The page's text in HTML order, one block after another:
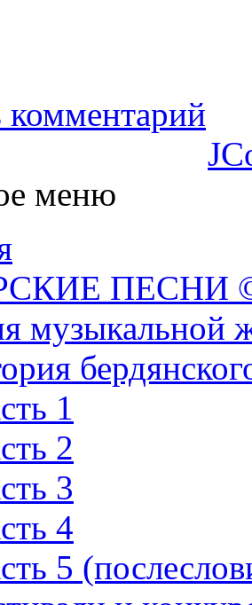
комментарий
меню
ПЕСНИ ©
музыкальной
1
2
3
4
5